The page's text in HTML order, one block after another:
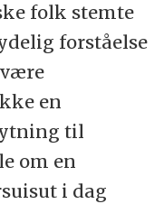
folk stemte
forståelse
en
til
om en
i dag